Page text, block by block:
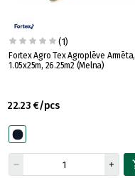
(1)
Fortex Agro Tex Agroplēve Armēta,
1.05x25m, 26.25m2 (Melna)
22.23 €/pcs